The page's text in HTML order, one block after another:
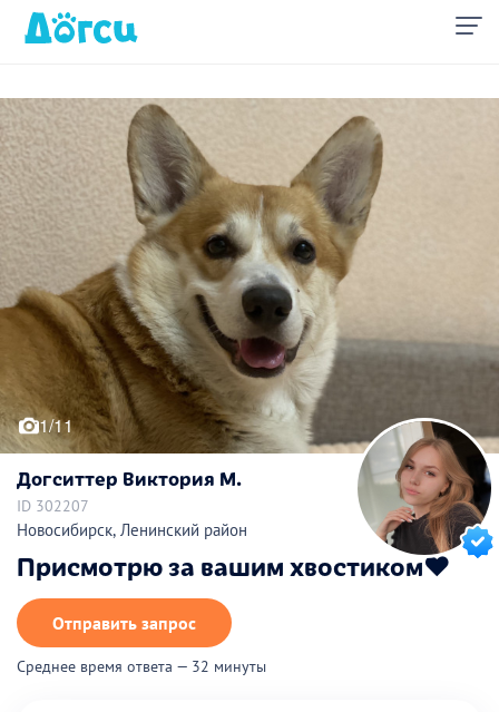
1/11
Догситтер Виктория М.
ID 302207
Новосибирск, Ленинский район
Присмотрю за вашим хвостиком❤️
Отправить запрос
Среднее время ответа — 32 минуты